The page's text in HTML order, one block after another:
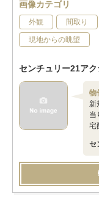
画像カテゴリ
外観 間取り
現地からの眺望
センチュリー21ア
物
新
当
宅
セ